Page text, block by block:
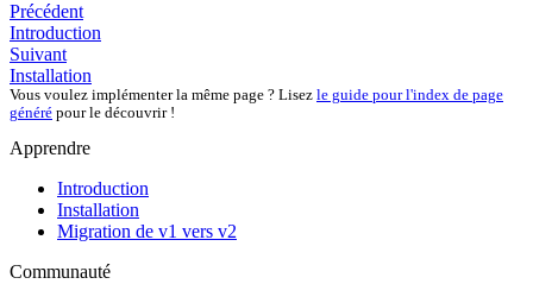
Précédent
Introduction
Suivant
Installation
Vous voulez implémenter la même page ? Lisez le guide pour l'index de page
généré pour le découvrir !
Apprendre
Introduction
Installation
Migration de v1 vers v2
Communauté